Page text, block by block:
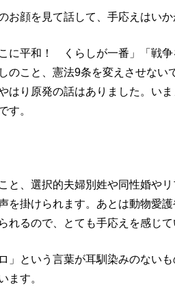
お顔を見て話して、手応えはいか
に平和！ くらしが一番」「戦
のこと、憲法9条を変えさせない
はり原発の話はありました。い
す。
と、選択的夫婦別姓や同性婚や
を掛けられます。あとは動物愛
れるので、とても手応えを感じて
」という言葉が耳馴染みのない
ます。